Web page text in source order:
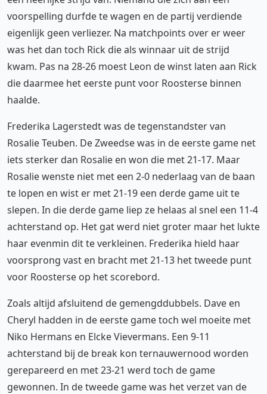
voorspelling durfde te wagen en de partij verdiende
eigenlijk geen verliezer. Na matchpoints over er weer
was het dan toch Rick die als winnaar uit de strijd
kwam. Pas na 28-26 moest Leon de winst laten aan Rick
die daarmee het eerste punt voor Roosterse binnen
haalde.
Frederika Lagerstedt was de tegenstandster van
Rosalie Teuben. De Zweedse was in de eerste game net
iets sterker dan Rosalie en won die met 21-17. Maar
Rosalie wenste niet met een 2-0 nederlaag van de baan
te lopen en wist er met 21-19 een derde game uit te
slepen. In die derde game liep ze helaas al snel een 11-4
achterstand op. Het gat werd niet groter maar het lukte
haar evenmin dit te verkleinen. Frederika hield haar
voorsprong vast en bracht met 21-13 het tweede punt
voor Roosterse op het scorebord.
Zoals altijd afsluitend de gemengddubbels. Dave en
Cheryl hadden in de eerste game toch wel moeite met
Niko Hermans en Elcke Vievermans. Een 9-11
achterstand bij de break kon ternauwernood worden
gerepareerd en met 23-21 werd toch de game
gewonnen. In de tweede game was het verzet van de